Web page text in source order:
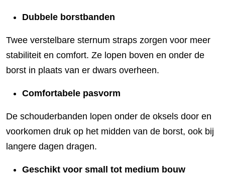
Dubbele borstbanden
Twee verstelbare sternum straps zorgen voor meer
stabiliteit en comfort. Ze lopen boven en onder de
borst in plaats van er dwars overheen.
Comfortabele pasvorm
De schouderbanden lopen onder de oksels door en
voorkomen druk op het midden van de borst, ook bij
langere dagen dragen.
Geschikt voor small tot medium bouw